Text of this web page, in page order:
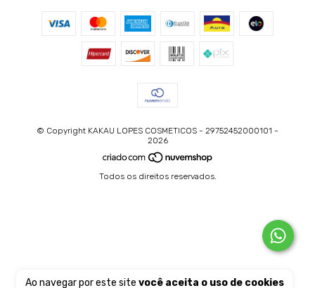
Ao navegar por este site você aceita o uso de cookies
© Copyright KAKAU LOPES COSMETICOS - 29752452000101 -
2026
Todos os direitos reservados.